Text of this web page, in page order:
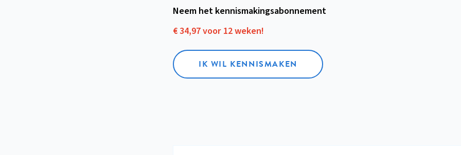
Neem het kennismakings­abonnement
€ 34,97 voor 12 weken!
IK WIL KENNISMAKEN